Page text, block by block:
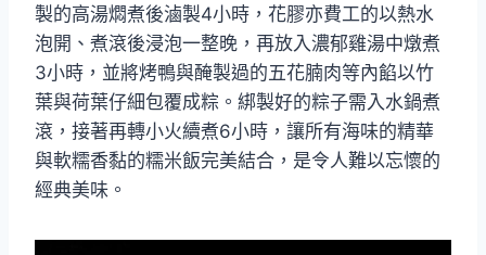
製的高湯燜煮後滷製4小時，花膠亦費工的以熱水
泡開、煮滾後浸泡一整晚，再放入濃郁雞湯中燉煮
3小時，並將烤鴨與醃製過的五花腩肉等內餡以竹
葉與荷葉仔細包覆成粽。綁製好的粽子需入水鍋煮
滾，接著再轉小火續煮6小時，讓所有海味的精華
與軟糯香黏的糯米飯完美結合，是令人難以忘懷的
經典美味。